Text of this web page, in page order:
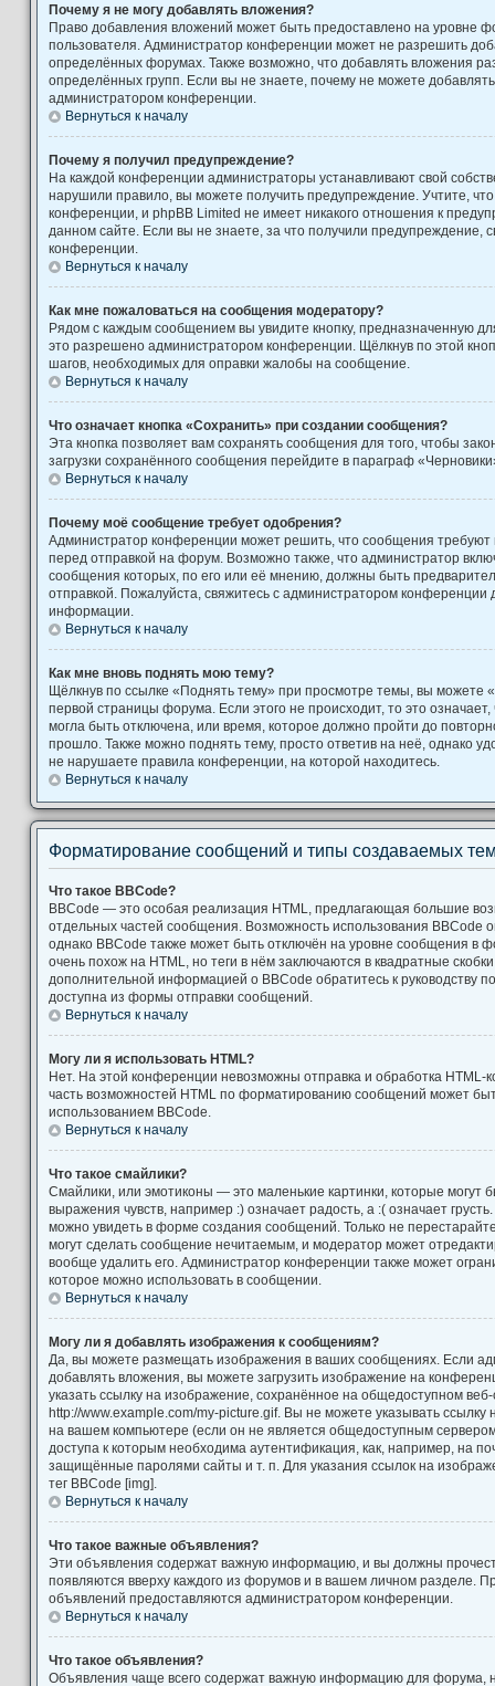
Почему я не могу добавлять вложения?
Право добавления вложений может быть предоставлено на уровне
пользователя. Администратор конференции может не разрешить
определённых форумах. Также возможно, что добавлять вложения
определённых групп. Если вы не знаете, почему не можете
администратором конференции.
Вернуться к началу
Почему я получил предупреждение?
На каждой конференции администраторы устанавливают свой
нарушили правило, вы можете получить предупреждение. Учтите,
конференции, и phpBB Limited не имеет никакого отношения к
данном сайте. Если вы не знаете, за что получили предупреждение,
конференции.
Вернуться к началу
Как мне пожаловаться на сообщения модератору?
Рядом с каждым сообщением вы увидите кнопку, предназначенную
это разрешено администратором конференции. Щёлкнув по этой
шагов, необходимых для оправки жалобы на сообщение.
Вернуться к началу
Что означает кнопка «Сохранить» при создании сообщения?
Эта кнопка позволяет вам сохранять сообщения для того, чтобы
загрузки сохранённого сообщения перейдите в параграф
Вернуться к началу
Почему моё сообщение требует одобрения?
Администратор конференции может решить, что сообщения требуют
перед отправкой на форум. Возможно также, что администратор
сообщения которых, по его или её мнению, должны быть
отправкой. Пожалуйста, свяжитесь с администратором конференции
информации.
Вернуться к началу
Как мне вновь поднять мою тему?
Щёлкнув по ссылке «Поднять тему» при просмотре темы, вы можете
первой страницы форума. Если этого не происходит, то это
могла быть отключена, или время, которое должно пройти до
прошло. Также можно поднять тему, просто ответив на неё, однако
не нарушаете правила конференции, на которой находитесь.
Вернуться к началу
Форматирование сообщений и типы создаваемых
Что такое BBCode?
BBCode — это особая реализация HTML, предлагающая большие
отдельных частей сообщения. Возможность использования BBCode
однако BBCode также может быть отключён на уровне сообщения в
очень похож на HTML, но теги в нём заключаются в квадратные
дополнительной информацией о BBCode обратитесь к руководству
доступна из формы отправки сообщений.
Вернуться к началу
Могу ли я использовать HTML?
Нет. На этой конференции невозможны отправка и обработка
часть возможностей HTML по форматированию сообщений может
использованием BBCode.
Вернуться к началу
Что такое смайлики?
Смайлики, или эмотиконы — это маленькие картинки, которые могут
выражения чувств, например :) означает радость, а :( означает
можно увидеть в форме создания сообщений. Только не
могут сделать сообщение нечитаемым, и модератор может
вообще удалить его. Администратор конференции также может
которое можно использовать в сообщении.
Вернуться к началу
Могу ли я добавлять изображения к сообщениям?
Да, вы можете размещать изображения в ваших сообщениях. Если
добавлять вложения, вы можете загрузить изображение на
указать ссылку на изображение, сохранённое на общедоступном
http://www.example.com/my-picture.gif. Вы не можете указывать
на вашем компьютере (если он не является общедоступным
доступа к которым необходима аутентификация, как, например, на
защищённые паролями сайты и т. п. Для указания ссылок на
тег BBCode [img].
Вернуться к началу
Что такое важные объявления?
Эти объявления содержат важную информацию, и вы должны
появляются вверху каждого из форумов и в вашем личном разделе.
объявлений предоставляются администратором конференции.
Вернуться к началу
Что такое объявления?
Объявления чаще всего содержат важную информацию для форума,